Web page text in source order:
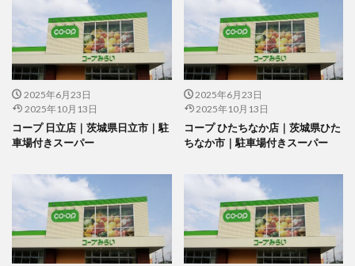
2025年6月23日
2025年10月13日
コープ 日立店｜茨城県日立市｜駐
車場付きスーパー
2025年6月23日
2025年10月13日
コープ ひたちなか店｜茨城県ひた
ちなか市｜駐車場付きスーパー